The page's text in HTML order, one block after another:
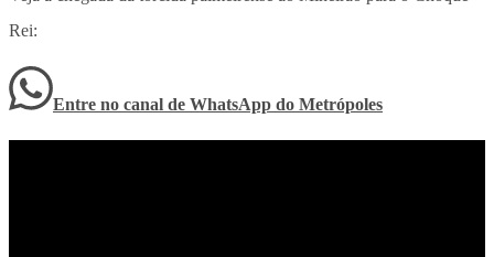
Rei:
Entre no canal de WhatsApp do Metrópoles